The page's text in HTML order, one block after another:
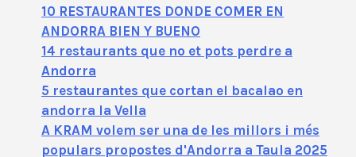
10 RESTAURANTES DONDE COMER EN
ANDORRA BIEN Y BUENO
14 restaurants que no et pots perdre a
Andorra
5 restaurantes que cortan el bacalao en
andorra la Vella
A KRAM volem ser una de les millors i més
populars propostes d'Andorra a Taula 2025